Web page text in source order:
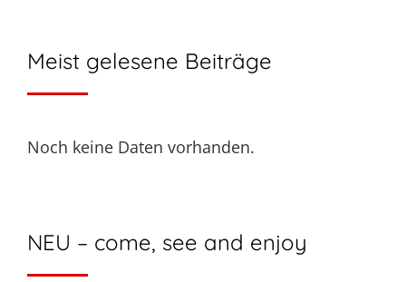
Meist gelesene Beiträge
Noch keine Daten vorhanden.
NEU – come, see and enjoy